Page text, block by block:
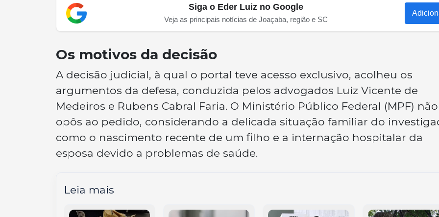
Siga o Eder Luiz no Google
Veja as principais notícias de Joaçaba, região e SC
Os motivos da decisão
A decisão judicial, à qual o portal teve acesso exclusivo, acolheu os
argumentos da defesa, conduzida pelos advogados Luiz Vicente de
Medeiros e Rubens Cabral Faria. O Ministério Público Federal (MPF)
opôs ao pedido, considerando a delicada situação familiar do
como o nascimento recente de um filho e a internação hospitalar da
esposa devido a problemas de saúde.
Leia mais